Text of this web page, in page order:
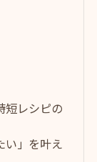
短レシピの
い」を叶え